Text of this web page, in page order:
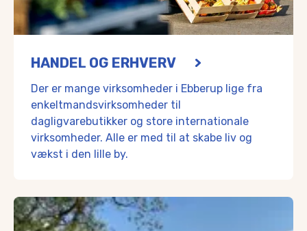
HANDEL OG ERHVERV
Der er mange virksomheder i Ebberup lige fra
enkeltmandsvirksomheder til
dagligvarebutikker og store internationale
virksomheder. Alle er med til at skabe liv og
vækst i den lille by.